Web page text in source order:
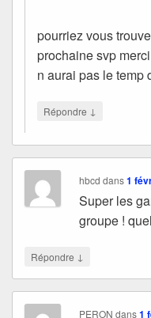
pourriez vous
prochaine svp
n aurai pas le temp
Répondre ↓
hbcd dans1
Super les
groupe !
Répondre ↓
PERON dans1